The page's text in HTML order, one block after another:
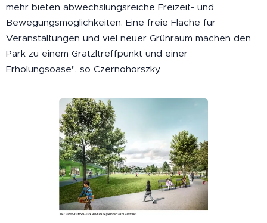
mehr bieten abwechslungsreiche Freizeit- und
Bewegungsmöglichkeiten. Eine freie Fläche für
Veranstaltungen und viel neuer Grünraum machen den
Park zu einem Grätzltreffpunkt und einer
Erholungsoase", so Czernohorszky.